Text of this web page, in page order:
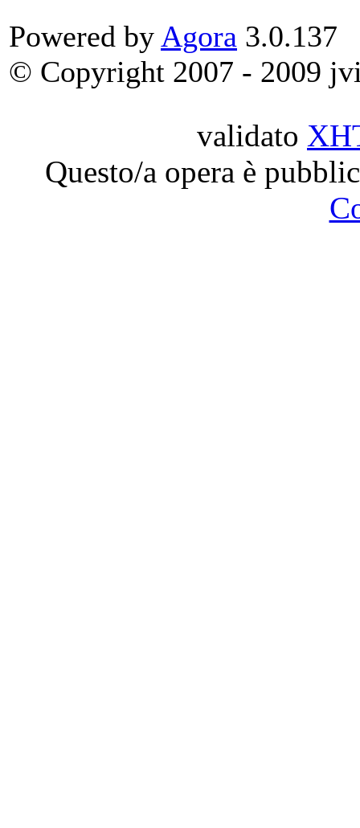
Powered by Agora 3.0.137
© Copyright 2007 - 2009
validato
Questo/a opera è